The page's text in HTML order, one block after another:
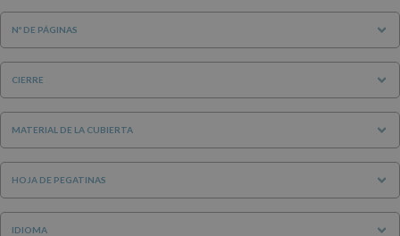
Nº DE PÁGINAS
CIERRE
MATERIAL DE LA CUBIERTA
HOJA DE PEGATINAS
IDIOMA